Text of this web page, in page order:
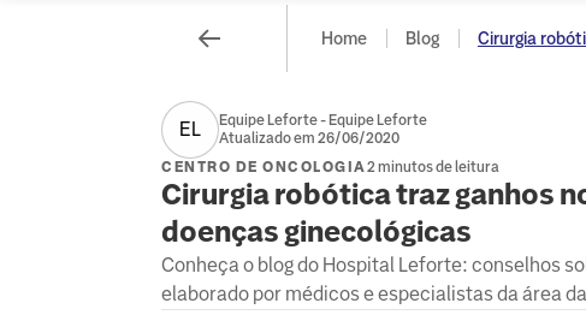
Home Blog Cirurgia
EL
Equipe Leforte - Equipe Leforte
Atualizado em 26/06/2020
CENTRO DE ONCOLOGIA2 minutos de leitura
Cirurgia robótica traz ganhos
doenças ginecológicas
Conheça o blog do Hospital Leforte: conselhos
elaborado por médicos e especialistas da área